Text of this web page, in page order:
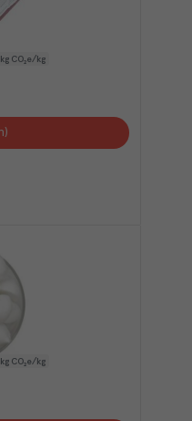
kg CO₂e/kg
kg CO₂e/kg